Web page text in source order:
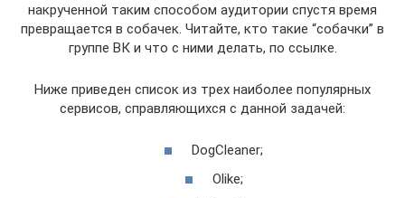
накрученной таким способом аудитории спустя время
превращается в собачек. Читайте, кто такие “собачки” в
группе ВК и что с ними делать, по ссылке.
Ниже приведен список из трех наиболее популярных
сервисов, справляющихся с данной задачей:
DogCleaner;
Olike;